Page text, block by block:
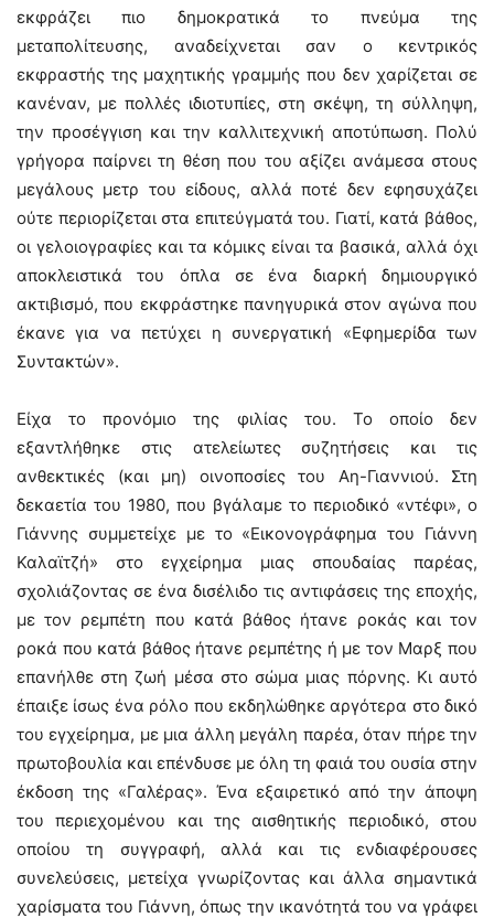
εκφράζει πιο δημοκρατικά το πνεύμα της
μεταπολίτευσης, αναδείχνεται σαν ο κεντρικός
εκφραστής της μαχητικής γραμμής που δεν χαρίζεται σε
κανέναν, με πολλές ιδιοτυπίες, στη σκέψη, τη σύλληψη,
την προσέγγιση και την καλλιτεχνική αποτύπωση. Πολύ
γρήγορα παίρνει τη θέση που του αξίζει ανάμεσα στους
μεγάλους μετρ του είδους, αλλά ποτέ δεν εφησυχάζει
ούτε περιορίζεται στα επιτεύγματά του. Γιατί, κατά βάθος,
οι γελοιογραφίες και τα κόμικς είναι τα βασικά, αλλά όχι
αποκλειστικά του όπλα σε ένα διαρκή δημιουργικό
ακτιβισμό, που εκφράστηκε πανηγυρικά στον αγώνα που
έκανε για να πετύχει η συνεργατική «Εφημερίδα των
Συντακτών».
Είχα το προνόμιο της φιλίας του. Το οποίο δεν
εξαντλήθηκε στις ατελείωτες συζητήσεις και τις
ανθεκτικές (και μη) οινοποσίες του Αη-Γιαννιού. Στη
δεκαετία του 1980, που βγάλαμε το περιοδικό «ντέφι», o
Γιάννης συμμετείχε με το «Εικονογράφημα του Γιάννη
Καλαϊτζή» στο εγχείρημα μιας σπουδαίας παρέας,
σχολιάζοντας σε ένα δισέλιδο τις αντιφάσεις της εποχής,
με τον ρεμπέτη που κατά βάθος ήτανε ροκάς και τον
ροκά που κατά βάθος ήτανε ρεμπέτης ή με τον Μαρξ που
επανήλθε στη ζωή μέσα στο σώμα μιας πόρνης. Κι αυτό
έπαιξε ίσως ένα ρόλο που εκδηλώθηκε αργότερα στο δικό
του εγχείρημα, με μια άλλη μεγάλη παρέα, όταν πήρε την
πρωτοβουλία και επένδυσε με όλη τη φαιά του ουσία στην
έκδοση της «Γαλέρας». Ένα εξαιρετικό από την άποψη
του περιεχομένου και της αισθητικής περιοδικό, στου
οποίου τη συγγραφή, αλλά και τις ενδιαφέρουσες
συνελεύσεις, μετείχα γνωρίζοντας και άλλα σημαντικά
χαρίσματα του Γιάννη, όπως την ικανότητά του να γράφει